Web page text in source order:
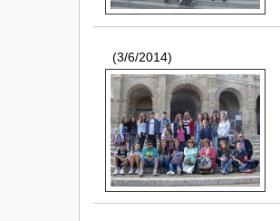
(3/6/2014)